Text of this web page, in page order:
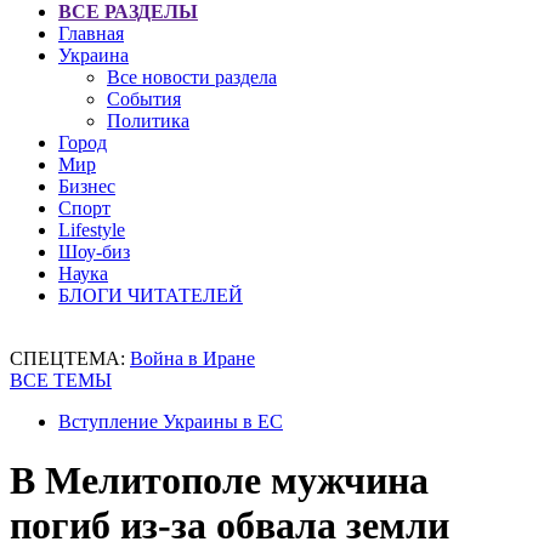
ВСЕ РАЗДЕЛЫ
Главная
Украина
Все новости раздела
События
Политика
Город
Мир
Бизнес
Спорт
Lifestyle
Шоу-биз
Наука
БЛОГИ ЧИТАТЕЛЕЙ
СПЕЦТЕМА: Война в Иране
ВСЕ ТЕМЫ
Вступление Украины в ЕС
В Мелитополе мужчина
погиб из-за обвала земли